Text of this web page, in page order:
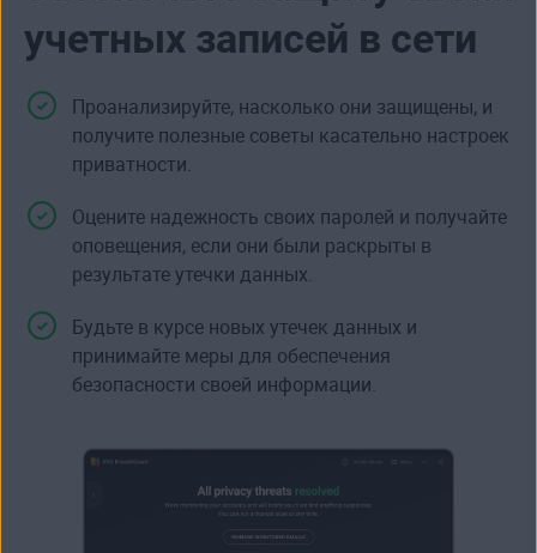
учетных записей в сети
Проанализируйте, насколько они защищены, и
получите полезные советы касательно настроек
приватности.
Оцените надежность своих паролей и получайте
оповещения, если они были раскрыты в
результате утечки данных.
Будьте в курсе новых утечек данных и
принимайте меры для обеспечения
безопасности своей информации.